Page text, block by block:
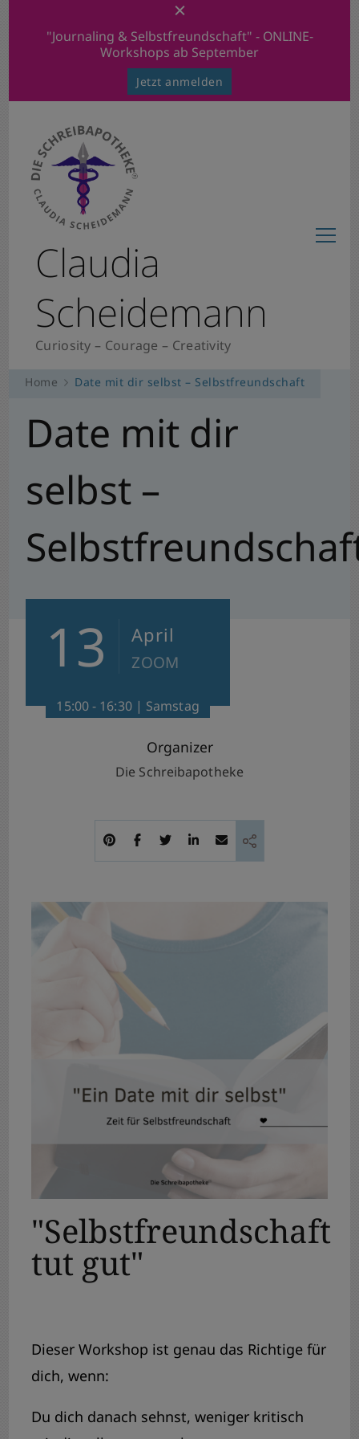
"Journaling & Selbstfreundschaft" - ONLINE-
Workshops ab September
Jetzt anmelden
Claudia
Scheidemann
Curiosity – Courage – Creativity
Home Date mit dir selbst – Selbstfreundschaft
Date mit dir
selbst –
13 April
ZOOM
15:00 - 16:30 | Samstag
Organizer
Die Schreibapotheke
"Selbstfreundschaft
tut gut"
Dieser Workshop ist genau das Richtige für
dich, wenn:
Du dich danach sehnst, weniger kritisch